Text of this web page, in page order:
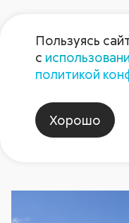
Пользуясь
с
политикой
Хорошо